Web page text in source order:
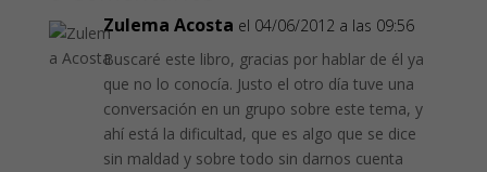
Zulema Acosta el 04/06/2012 a las 09:56
Buscaré este libro, gracias por hablar de él ya
que no lo conocía. Justo el otro día tuve una
conversación en un grupo sobre este tema, y
ahí está la dificultad, que es algo que se dice
sin maldad y sobre todo sin darnos cuenta